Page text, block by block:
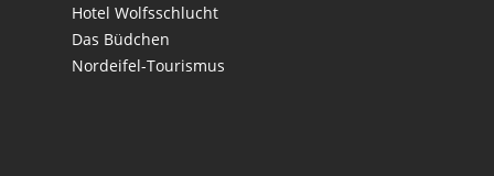
Hotel Wolfsschlucht
Das Büdchen
Nordeifel-Tourismus